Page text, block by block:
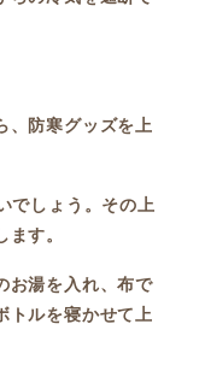
、防寒グッズを上
でしょう。その上
す。
お湯を入れ、布で
トルを寝かせて上